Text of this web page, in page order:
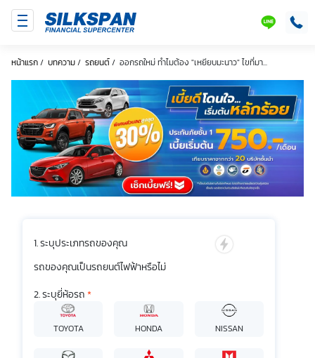
หน้าแรก/ บทความ/ รถยนต์/ ออกรถใหม่ ทำไมต้อง "เหยียบมะนาว" ไขที่มา...
ระบุประเภทรถของคุณ
รถของคุณเป็นรถยนต์ไฟฟ้าหรือไม่
ระบุยี่ห้อรถ *
TOYOTA HONDA NISSAN